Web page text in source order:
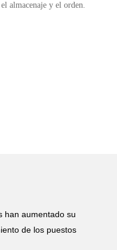
almacenaje y el orden.
han aumentado su
de los puestos